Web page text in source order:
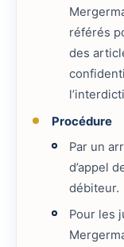
référés
des
Procédure
Par un
d’appel
débiteur.
Pour les